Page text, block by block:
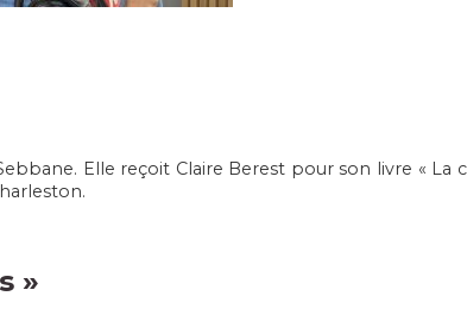
Elle reçoit Claire Berest pour son livre « La
»